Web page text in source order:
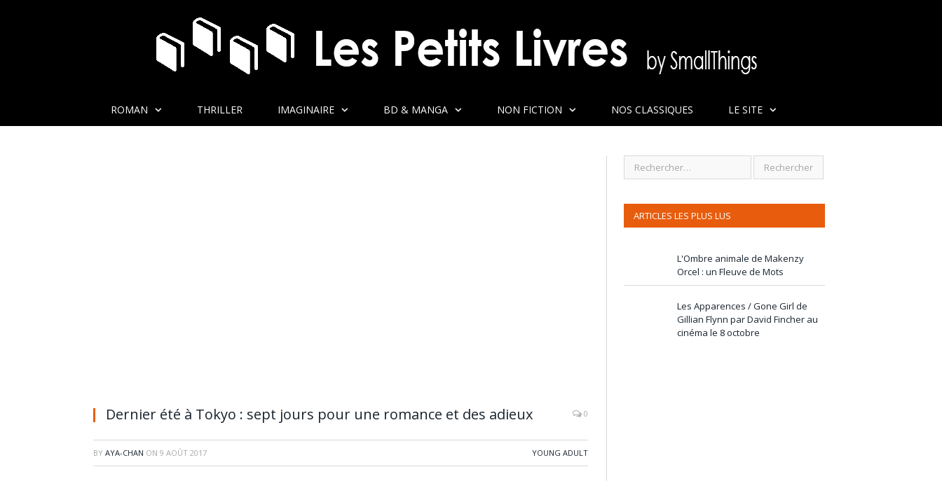
ROMAN THRILLER IMAGINAIRE BD & MANGA NON FICTION NOS CLASSIQUES LE SITE
Dernier été à Tokyo : sept jours pour une romance et des adieux 0
BY AYA-CHAN ON 9 AOÛT 2017 YOUNG ADULT
ARTICLES LES PLUS LUS
L'Ombre animale de Makenzy
Orcel : un Fleuve de Mots
Les Apparences / Gone Girl de
Gillian Flynn par David Fincher au
cinéma le 8 octobre